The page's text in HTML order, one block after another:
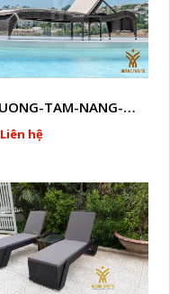
GIUONG-TAM-NANG-GIA-MAY-HTT - B7
Liên hệ